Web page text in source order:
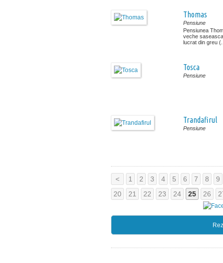
Thomas
Pensiune
Pensiunea
veche
lucrat din greu
Tosca
Pensiune
Trandafirul
Pensiune
< 1 2 3 4 5 6 7 8
9
20
21 22 23 24 25 26